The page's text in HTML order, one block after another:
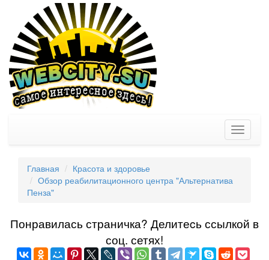
Toggle
Главная
Красота и здоровье
Обзор реабилитационного центра "Альтернатива
Пенза"
Понравилась страничка? Делитеcь ссылкой в
соц. сетях!